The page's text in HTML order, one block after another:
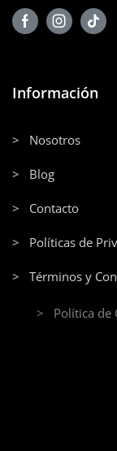
Información
> Nosotros
> Blog
> Contacto
> Políticas de
> Términos y
> Política de